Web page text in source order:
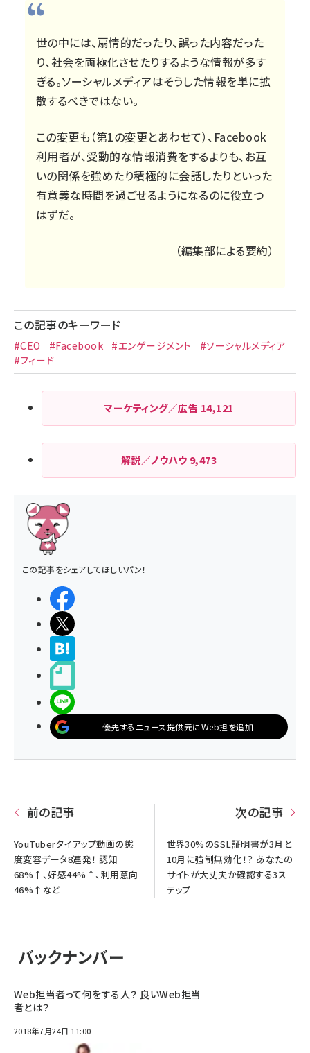
世の中には、扇情的だったり、誤った内容だった
り、社会を両極化させたりするような情報が多す
ぎる。ソーシャルメディアはそうした情報を単に拡
散するべきではない。
この変更も（第1の変更とあわせて）、Facebook
利用者が、受動的な情報消費をするよりも、お互
いの関係を強めたり積極的に会話したりといった
有意義な時間を過ごせるようになるのに役立つ
はずだ。
（編集部による要約）
この記事のキーワード
#CEO #Facebook #エンゲージメント
#ソーシャルメディア
#フィード
マーケティング／広告 14,121
解説／ノウハウ 9,473
この記事をシェアしてほしいパン！
優先するニュース提供元にWeb担を追加
前の記事
YouTuberタイアップ動画の態
度変容データ8連発！ 認知
68%↑、好感44%↑、利用意向
46%↑など
次の記事
世界30%のSSL証明書が3月と
10月に強制無効化！？ あなたの
サイトが大丈夫か確認する3ス
テップ
バックナンバー
Web担当者って何をする人？ 良いWeb担当
者とは？
2018年7月24日 11:00